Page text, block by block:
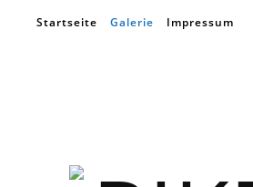
Startseite Galerie Impressum